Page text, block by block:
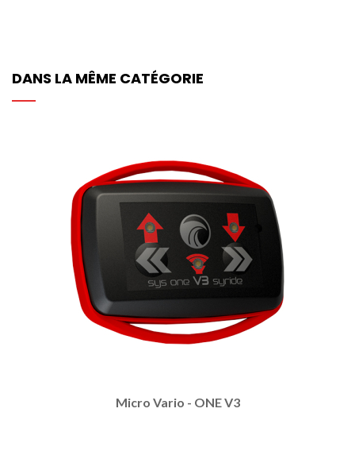
DANS LA MÊME CATÉGORIE
Micro Vario - ONE V3